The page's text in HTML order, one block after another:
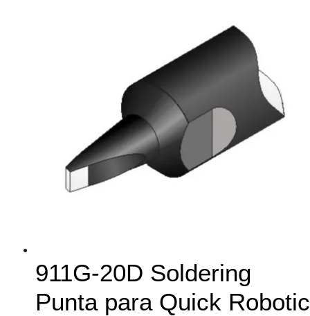
911G-20D Soldering
Punta para Quick Robotic